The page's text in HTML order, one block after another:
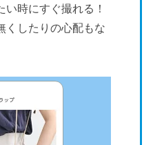
時にすぐ撮れる！
くしたりの心配もな